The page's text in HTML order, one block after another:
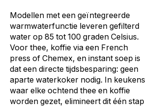
Modellen met een geïntegreerde
warmwaterfunctie leveren gefilterd
water op 85 tot 100 graden Celsius.
Voor thee, koffie via een French
press of Chemex, en instant soep is
dat een directe tijdsbesparing: geen
aparte waterkoker nodig. In keukens
waar elke ochtend thee en koffie
worden gezet, elimineert dit één stap